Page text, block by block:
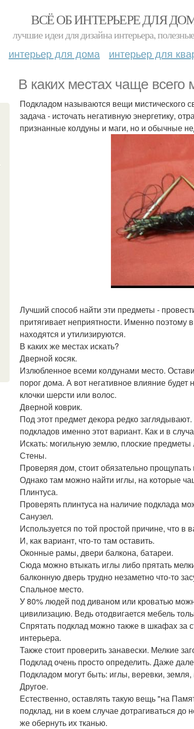
ВСЁ ОБ ИНТЕРЬЕРЕ ДЛЯ
лучшие идеи для дизайна интерьера,
интерьер для дома интерьер для
В каких местах чаще
Подкладом называются вещи мистического
задача - источать негативную энергетику,
признанные колдуны и маги, но и обычные
Лучший способ найти эти предметы -
притягивает неприятности. Именно
находятся и утилизируются.
В каких же местах искать?
Дверной косяк.
Излюбленное всеми колдунами место.
порог дома. А вот негативное влияние будет
клочки шерсти или волос.
Дверной коврик.
Под этот предмет декора редко
подкладов именно этот вариант. Как и в
Искать: могильную землю, плоские предметы
Стены.
Проверяя дом, стоит обязательно
Однако там можно найти иглы, на которые
Плинтуса.
Проверять плинтуса на наличие подклада
Санузел.
Используется по той простой причине, что
И, как вариант, что-то там оставить.
Оконные рамы, двери балкона, батареи.
Сюда можно втыкать иглы либо прятать
балконную дверь трудно незаметно что-то
Спальное место.
У 80% людей под диваном или кроватью
цивилизацию. Ведь отодвигается мебель
Спрятать подклад можно также в шкафах за
интерьера.
Также стоит проверить занавески. Мелкие
Подклад очень просто определить. Даже
Подкладом могут быть: иглы, веревки,
Другое.
Естественно, оставлять такую вещь "на
подклад, ни в коем случае дотрагиваться до
же обернуть их тканью.